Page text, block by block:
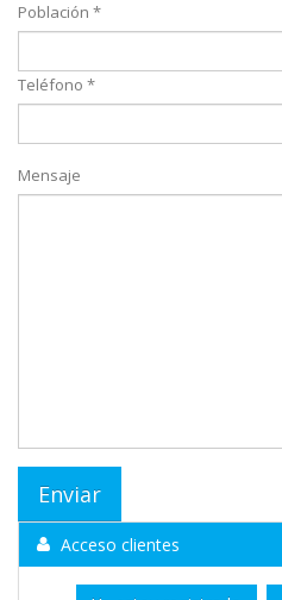
Población *
Teléfono *
Mensaje
Acceso clientes